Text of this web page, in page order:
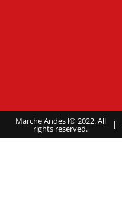
Marche Andes l® 2022. All
rights reserved. |